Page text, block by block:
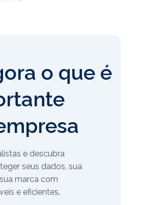
o que é
e descubra
seus dados, sua
marca com
e eficientes.